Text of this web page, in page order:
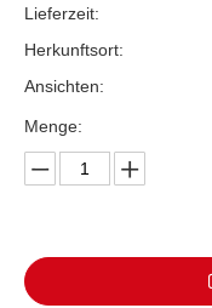
Lieferzeit:
Herkunftsort:
Ansichten:
Menge: